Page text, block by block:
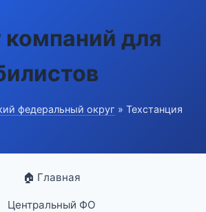
компаний для
федеральный округ » Техстанция
🏠 Главная
Центральный ФО